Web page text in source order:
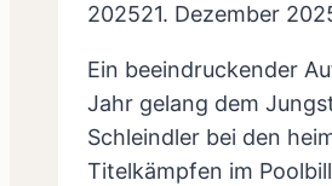
202521. Dezember
Ein beeindruckender
Jahr gelang dem
Schleindler bei den
Titelkämpfen im